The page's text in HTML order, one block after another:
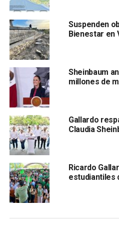
rehabilitación o nuevo
hospital digno en Ciudad
Adicional a las inversiones en
Ejecutivo destacó proyectos
fueron compromisos de
como son la carretera
que sea de cuatro carriles;
Tamazunchale-Huejutla y el
que se va a iniciar el
Recordó que la Cuarta
Gobierno en México, que antes
económico que solo
que hoy el principal objetivo es
para el pueblo y por el pueblo.
Suspenden
Bienestar en
Sheinbaum
millones de
Gallardo
Claudia
Ricardo
estudiantiles